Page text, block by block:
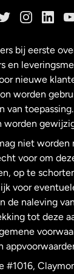
Staten
bij eerste
en
nieuwe
worden
van
worden
niet worden
voor om
op te
voor
de naleving
tot deze
#1016,